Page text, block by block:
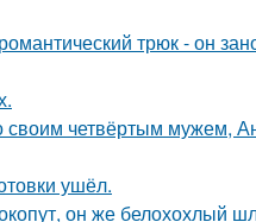
трюк - он
четвёртым мужем,
ушёл.
он же белохохлый